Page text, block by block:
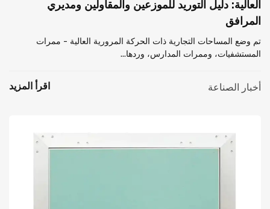
العالية: دليل التوريد للموزعين والمقاولين ومديري
المرافق
تم وضع المساحات التجارية ذات الحركة المرورية العالية - ممرات
المستشفيات، وممرات المدارس، وردها...
أخبار الصناعة اقرأ المزيد